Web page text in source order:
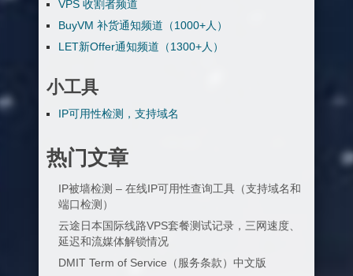
VPS 收割者频道
BuyVM 补货通知频道（1000+人）
LET新Offer通知频道（1300+人）
小工具
IP可用性检测，支持域名
热门文章
IP被墙检测 – 在线IP可用性查询工具（支持域名和
端口检测）
云途日本国际线路VPS套餐测试记录，三网速度、
延迟和流媒体解锁情况
DMIT Term of Service（服务条款）中文版